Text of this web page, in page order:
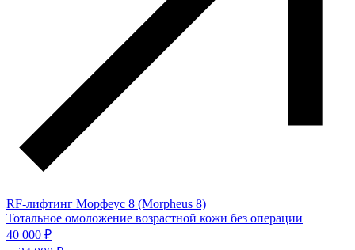
RF-лифтинг Морфеус 8 (Morpheus 8)
Тотальное омоложение возрастной кожи без операции
40 000 ₽